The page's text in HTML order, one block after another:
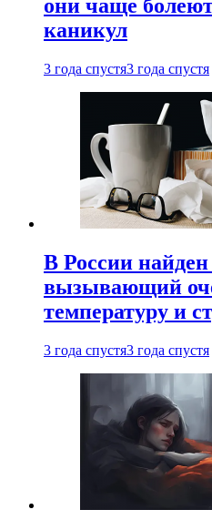
они чаще
каникул
3 года спустя3 года спустя
В России
вызывающий
температуру и
3 года спустя3 года спустя